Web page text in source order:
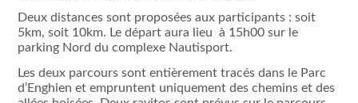
Deux distances sont proposées aux participants : soit
5km, soit 10km. Le départ aura lieu à 15h00 sur le
parking Nord du complexe Nautisport.
Les deux parcours sont entièrement tracés dans le Parc
d’Enghien et empruntent uniquement des chemins et des